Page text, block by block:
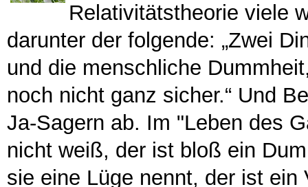
Relativitätstheorie viele
darunter der folgende: „Zwei
und die menschliche
noch nicht ganz sicher.“ Und
Ja-Sagern ab. Im "Leben des
nicht weiß, der ist bloß ein
sie eine Lüge nennt, der ist ein